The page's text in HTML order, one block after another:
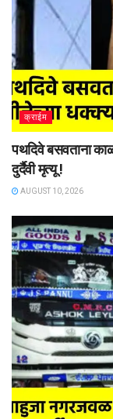
क्राईम
पथदिवे बसवताना
दुर्दैवी मृत्यू !
AUGUST 10, 2026